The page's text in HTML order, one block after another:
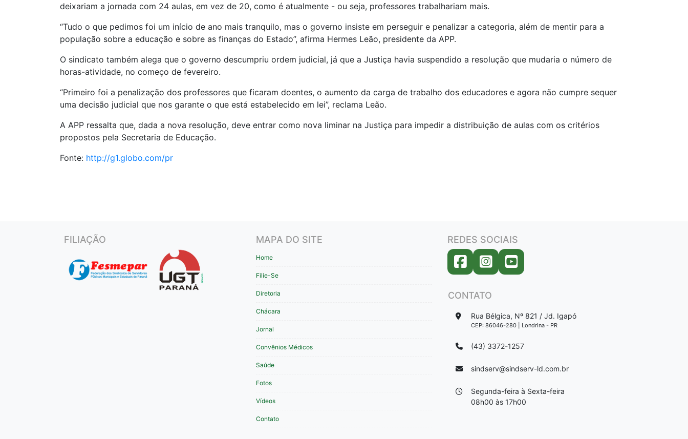
deixariam a jornada com 24 aulas, em vez de 20, como é atualmente - ou seja, professores trabalhariam mais.
“Tudo o que pedimos foi um início de ano mais tranquilo, mas o governo insiste em perseguir e penalizar a categoria, além de mentir para a
população sobre a educação e sobre as finanças do Estado”, afirma Hermes Leão, presidente da APP.
O sindicato também alega que o governo descumpriu ordem judicial, já que a Justiça havia suspendido a resolução que mudaria o número de
horas-atividade, no começo de fevereiro.
“Primeiro foi a penalização dos professores que ficaram doentes, o aumento da carga de trabalho dos educadores e agora não cumpre sequer
uma decisão judicial que nos garante o que está estabelecido em lei”, reclama Leão.
A APP ressalta que, dada a nova resolução, deve entrar como nova liminar na Justiça para impedir a distribuição de aulas com os critérios
propostos pela Secretaria de Educação.
Fonte: http://g1.globo.com/pr
FILIAÇÃO MAPA DO SITE
Home
Filie-Se
Diretoria
Chácara
Jornal
Convênios Médicos
Saúde
Fotos
Vídeos
Contato
REDES SOCIAIS
CONTATO
Rua Bélgica, Nº 821 / Jd. Igapó
CEP: 86046-280 | Londrina - PR
(43) 3372-1257
sindserv@sindserv-ld.com.br
Segunda-feira à Sexta-feira
08h00 às 17h00